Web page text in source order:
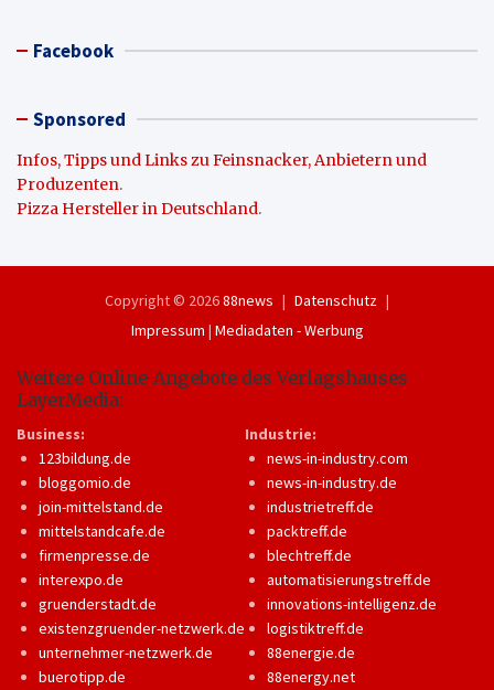
Facebook
Sponsored
Infos, Tipps und Links zu Feinsnacker, Anbietern und
Produzenten.
Pizza Hersteller in Deutschland.
Copyright © 202688news
Datenschutz
Impressum | Mediadaten - Werbung
Weitere Online-Angebote des Verlagshauses
LayerMedia:
Business:
123bildung.de
bloggomio.de
join-mittelstand.de
mittelstandcafe.de
firmenpresse.de
interexpo.de
gruenderstadt.de
existenzgruender-netzwerk.de
unternehmer-netzwerk.de
buerotipp.de
Industrie:
news-in-industry.com
news-in-industry.de
industrietreff.de
packtreff.de
blechtreff.de
automatisierungstreff.de
innovations-intelligenz.de
logistiktreff.de
88energie.de
88energy.net